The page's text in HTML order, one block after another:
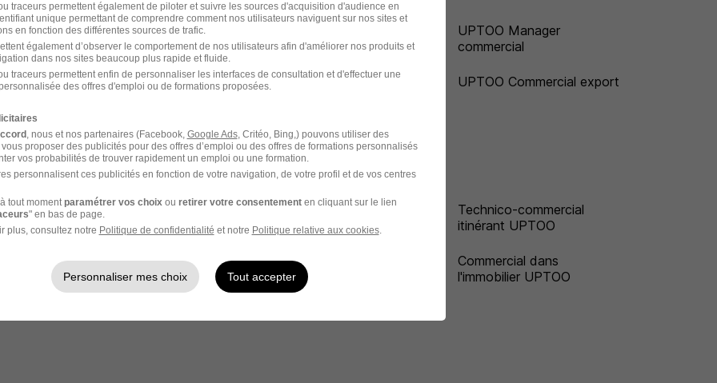
Business
UPTOO Manager
commercial
Commercial
UPTOO Chargé d'affaires UPTOO Commercial export
de secteur GMS
Commercial grands
comptes UPTOO
Technico-commercial
itinérant UPTOO
d'affaires génie
UPTOO
Chef des ventes UPTOO
Commercial dans
l'immobilier UPTOO
traceurs permettent également de piloter et suivre les sources d'acquisition d'audience en
unique permettant de comprendre comment nos utilisateurs naviguent sur nos sites et
en fonction des différentes sources de trafic.
également d’observer le comportement de nos utilisateurs afin d'améliorer nos produits et
dans nos sites beaucoup plus rapide et fluide.
traceurs permettent enfin de personnaliser les interfaces de consultation et d'effectuer une
des offres d'emploi ou de formations proposées.
, nous et nos partenaires (Facebook, Google Ads, Critéo, Bing,) pouvons utiliser des
proposer des publicités pour des offres d’emploi ou des offres de formations personnalisés
vos probabilités de trouver rapidement un emploi ou une formation.
personnalisent ces publicités en fonction de votre navigation, de votre profil et de vos centres
tout momentparamétrer vos choixou retirer votre consentementen cliquant sur le lien
" en bas de page.
plus, consultez notre Politique de confidentialité et notre Politique relative aux cookies.
Personnaliser mes choix Tout accepter